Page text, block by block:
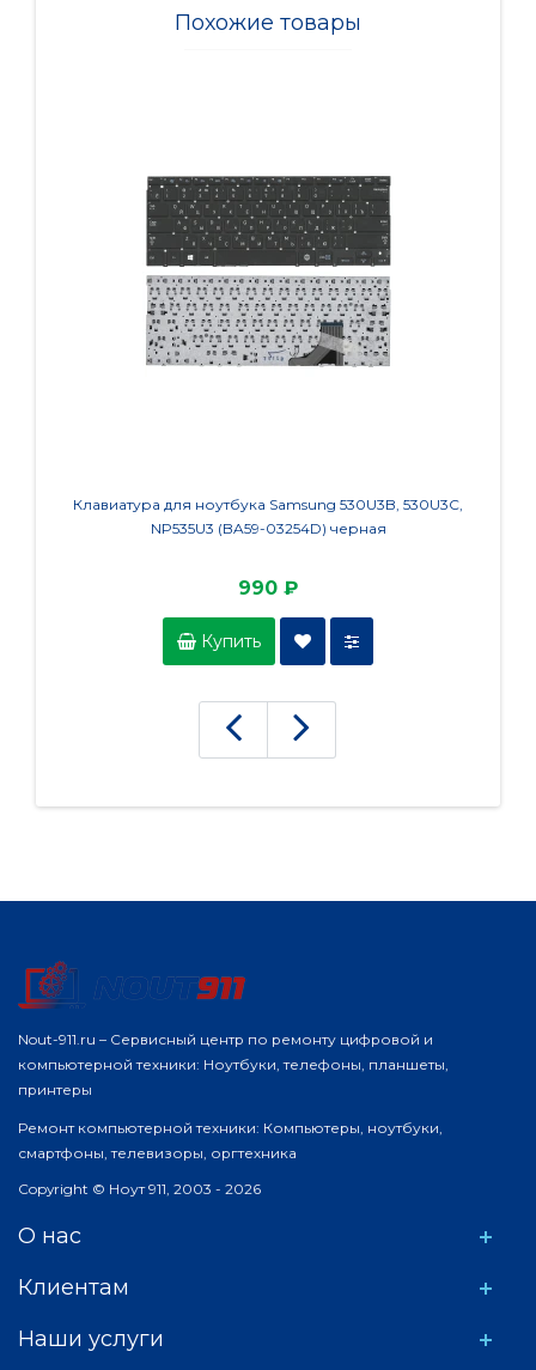
Похожие товары
Клавиатура для ноутбука Samsung 530U3B, 530U3C,
NP535U3 (BA59-03254D) черная
990 ₽
Купить
Nout-911.ru – Сервисный центр по ремонту цифровой и
компьютерной техники: Ноутбуки, телефоны, планшеты,
принтеры
Ремонт компьютерной техники: Компьютеры, ноутбуки,
смартфоны, телевизоры, оргтехника
Copyright © Ноут 911, 2003 - 2026
О нас
Клиентам
Наши услуги